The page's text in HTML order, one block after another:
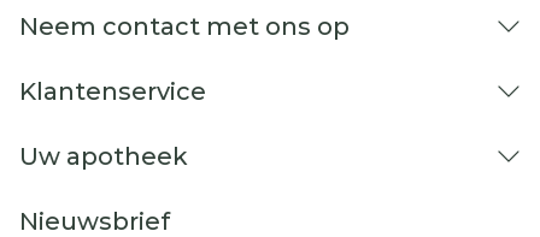
Neem contact met ons op
Klantenservice
Uw apotheek
Nieuwsbrief